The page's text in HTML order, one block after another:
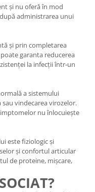
și nu oferă în mod
administrarea unui
și prin completarea
garanta reducerea
la infecții într-un
a sistemului
vindecarea virozelor.
nu înlocuiește
este fiziologic și
și confortul articular
de proteine, mișcare,